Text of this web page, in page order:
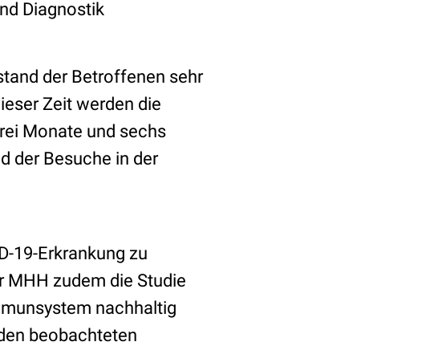
Diagnostik
der Betroffenen sehr
Zeit werden die
Monate und sechs
der Besuche in der
19-Erkrankung zu
zudem die Studie
nachhaltig
beobachteten